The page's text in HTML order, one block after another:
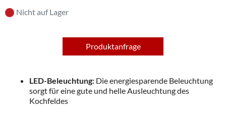
Nicht auf Lager
Produktanfrage
LED-Beleuchtung: Die energiesparende Beleuchtung
sorgt für eine gute und helle Ausleuchtung des
Kochfeldes